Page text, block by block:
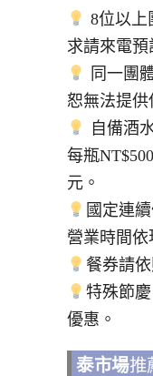
8位以上
求請來電預
同一團
恕無法提供
自備酒
每瓶
元。
國定連
營業時間依
餐券請
特殊節
優惠。
泰市場推